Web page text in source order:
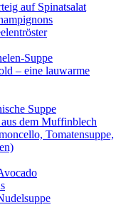
auf Spinatsalat
Suppe
– eine lauwarme
Suppe
dem Muffinblech
Tomatensuppe,